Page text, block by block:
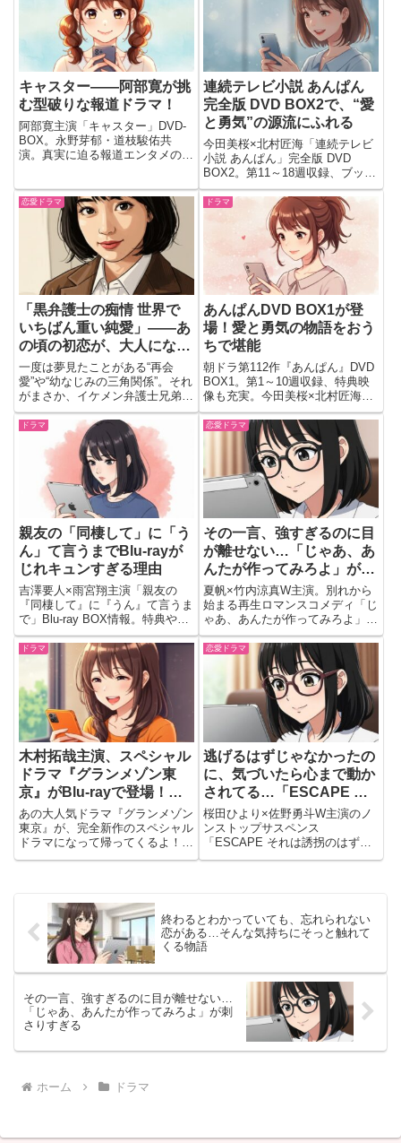
キャスター――阿部寛が挑
む型破りな報道ドラマ！
阿部寛主演「キャスター」DVD-
BOX。永野芽郁・道枝駿佑共
演。真実に迫る報道エンタメの見
連続テレビ小説 あんぱん
完全版 DVD BOX2で、“愛
と勇気”の源流にふれる
今田美桜×北村匠海「連続テレビ
小説 あんぱん」完全版 DVD
BOX2。第11～18週収録、ブック
レットやインタビュー、特番映像
ほか特典満載。発売日は2025年
11月21日。内容を要約。
恋愛ドラマ
「黒弁護士の痴情 世界で
いちばん重い純愛」――あ
の頃の初恋が、大人になっ
てから一気に燃え上が
る！？
一度は夢見たことがある“再会
愛”や“幼なじみの三角関係”。それ
がまさか、イケメン弁護士兄弟と
だったら…！？ドキドキと切なさ
が止まらない、大人女子のツボを
ギュッと詰め込んだのが「黒弁護
士の痴情 世界でいちばん重い純
愛」。クールな兄と優しい弟の...
ドラマ
あんぱんDVD BOX1が登
場！愛と勇気の物語をおう
ちで堪能
朝ドラ第112作『あんぱん』DVD
BOX1。第1～10週収録、特典映
像も充実。今田美桜×北村匠海ほ
か豪華共演。発売日2025/09/26、
楽天・Amazon予約可。
ドラマ
親友の「同棲して」に「う
ん」て言うまでBlu-rayが
じれキュンすぎる理由
吉澤要人×雨宮翔主演「親友の
『同棲して』に『うん』て言うま
で」Blu-ray BOX情報。特典やじ
れキュンBLラブコメの魅力を紹
介。
恋愛ドラマ
その一言、強すぎるのに目
が離せない…「じゃあ、あ
んたが作ってみろよ」が刺
さりすぎる
夏帆×竹内涼真W主演。別れから
始まる再生ロマンスコメディ「じ
ゃあ、あんたが作ってみろよ」を
全話収録。
ドラマ
木村拓哉主演、スペシャル
ドラマ『グランメゾン東
京』がBlu-rayで登場！予
約受付中！
あの大人気ドラマ『グランメゾン
東京』が、完全新作のスペシャル
ドラマになって帰ってくるよ！主
演はもちろん木村拓哉さん♡料理
結しているだけでも注目度バツグ
ン。Blu-rayは2025...
恋愛ドラマ
逃げるはずじゃなかったの
に、気づいたら心まで動か
されてる…「ESCAPE そ
れは誘拐のはずだった」
桜田ひより×佐野勇斗W主演のノ
ンストップサスペンス
「ESCAPE それは誘拐のはずだ
った」をBlu-ray BOXで収録。人
終わるとわかっていても、忘れられない
恋がある…そんな気持ちにそっと触れて
くる物語
その一言、強すぎるのに目が離せない…
「じゃあ、あんたが作ってみろよ」が刺
さりすぎる
ホーム ドラマ